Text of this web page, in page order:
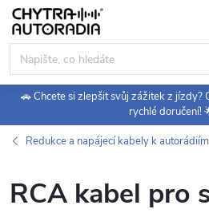
Přejít
obsah
🚗 Chcete si zlepšit svůj zážitek z jízdy?
rychlé doručení!
Redukce a napájecí kabely k autorádiím
RCA kabel pro